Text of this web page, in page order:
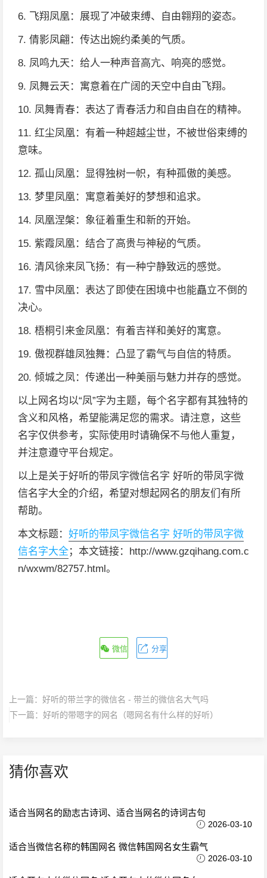
6. 飞翔凤凰：展现了冲破束缚、自由翱翔的姿态。
7. 倩影凤翩：传达出婉约柔美的气质。
8. 凤鸣九天：给人一种声音高亢、响亮的感觉。
9. 凤舞云天：寓意着在广阔的天空中自由飞翔。
10. 凤舞青春：表达了青春活力和自由自在的精神。
11. 红尘凤凰：有着一种超越尘世，不被世俗束缚的
意味。
12. 孤山凤凰：显得独树一帜，有种孤傲的美感。
13. 梦里凤凰：寓意着美好的梦想和追求。
14. 凤凰涅槃：象征着重生和新的开始。
15. 紫霞凤凰：结合了高贵与神秘的气质。
16. 清风徐来凤飞扬：有一种宁静致远的感觉。
17. 雪中凤凰：表达了即使在困境中也能矗立不倒的
决心。
18. 梧桐引来金凤凰：有着吉祥和美好的寓意。
19. 傲视群雄凤独舞：凸显了霸气与自信的特质。
20. 倾城之凤：传递出一种美丽与魅力并存的感觉。
以上网名均以“凤”字为主题，每个名字都有其独特的
含义和风格，希望能满足您的需求。请注意，这些
名字仅供参考，实际使用时请确保不与他人重复，
并注意遵守平台规定。
以上是关于好听的带凤字微信名字 好听的带凤字微
信名字大全的介绍，希望对想起网名的朋友们有所
帮助。
本文标题： 好听的带凤字微信名字 好听的带凤字微
信名字大全；本文链接：http://www.gzqihang.com.c
n/wxwm/82757.html。
微信 分享
上一篇： 好听的带兰字的微信名 - 带兰的微信名大气吗
下一篇： 好听的带嗯字的网名（嗯网名有什么样的好听）
猜你喜欢
适合当网名的励志古诗词、适合当网名的诗词古句
2026-03-10
适合当微信名称的韩国网名 微信韩国网名女生霸气
2026-03-10